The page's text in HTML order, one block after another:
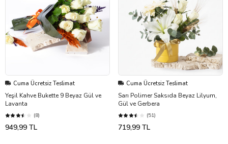
Cuma Ücretsiz Teslimat
Yeşil Kahve Bukette 9 Beyaz Gül ve
Lavanta
(8)
949,99 TL
Cuma Ücretsiz Teslimat
Sarı Polimer Saksıda Beyaz Lilyum,
Gül ve Gerbera
(51)
719,99 TL